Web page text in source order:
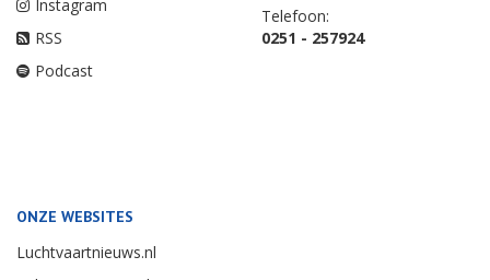
Instagram
RSS
Podcast
Telefoon:
0251 - 257924
ONZE WEBSITES
Luchtvaartnieuws.nl